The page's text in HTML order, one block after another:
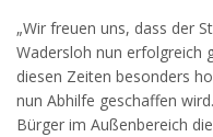
„Wir freuen uns, dass der
Wadersloh nun erfolgreich
diesen Zeiten besonders
nun Abhilfe geschaffen
Bürger im Außenbereich